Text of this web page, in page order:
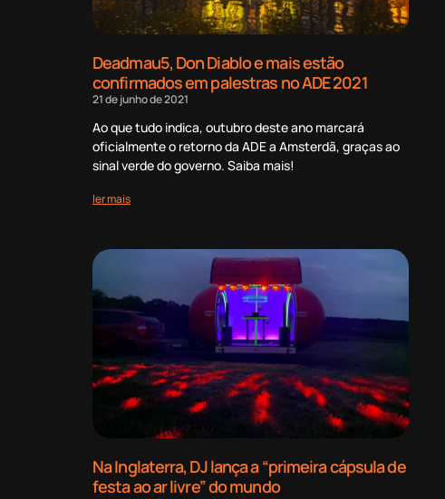
Deadmau5, Don Diablo e mais estão
confirmados em palestras no ADE 2021
21 de junho de 2021
Ao que tudo indica, outubro deste ano marcará
oficialmente o retorno da ADE a Amsterdã, graças ao
sinal verde do governo. Saiba mais!
ler mais
Na Inglaterra, DJ lança a “primeira cápsula de
festa ao ar livre” do mundo